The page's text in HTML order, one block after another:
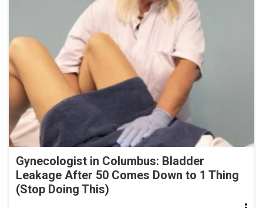
Gynecologist in Columbus: Bladder
Leakage After 50 Comes Down to 1 Thing
(Stop Doing This)